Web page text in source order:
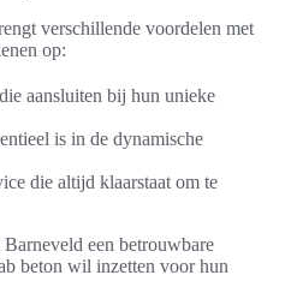
verschillende voordelen met
op:
aansluiten bij hun unieke
is in de dynamische
die altijd klaarstaat om te
een betrouwbare
beton wil inzetten voor hun